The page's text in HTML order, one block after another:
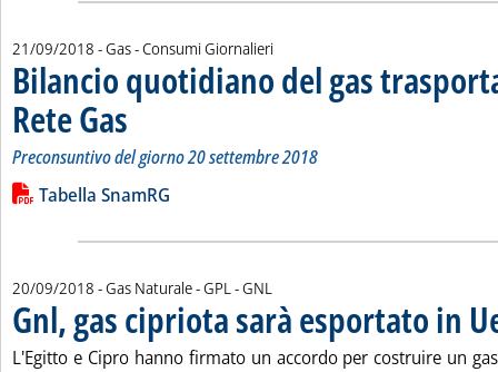
21/09/2018 - Gas - Consumi Giornalieri
Bilancio quotidiano del gas
Rete Gas . Sottotitolo: Preconsuntivo del giorno 20 settembre 2018
. Pubblicata venerdì 21 settembre 2018 alle 13.50.
Preconsuntivo del giorno 20 settembre 2018
Leggi tutta la notizia: 'Bilancio quotidiano del gas
Lista allegati PDF alla notizia
Tabella SnamRG
20/09/2018 - Gas Naturale - GPL - GNL
Gnl, gas cipriota sarà esportato in
L'Egitto e Cipro hanno firmato un accordo per costruire un